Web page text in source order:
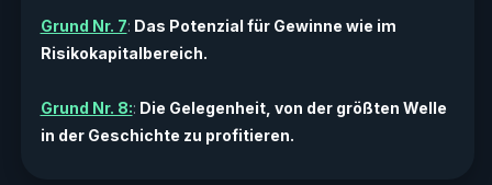
Grund Nr. 7: Das Potenzial für Gewinne wie im
Risikokapitalbereich.
Grund Nr. 8:: Die Gelegenheit, von der größten Welle
in der Geschichte zu profitieren.